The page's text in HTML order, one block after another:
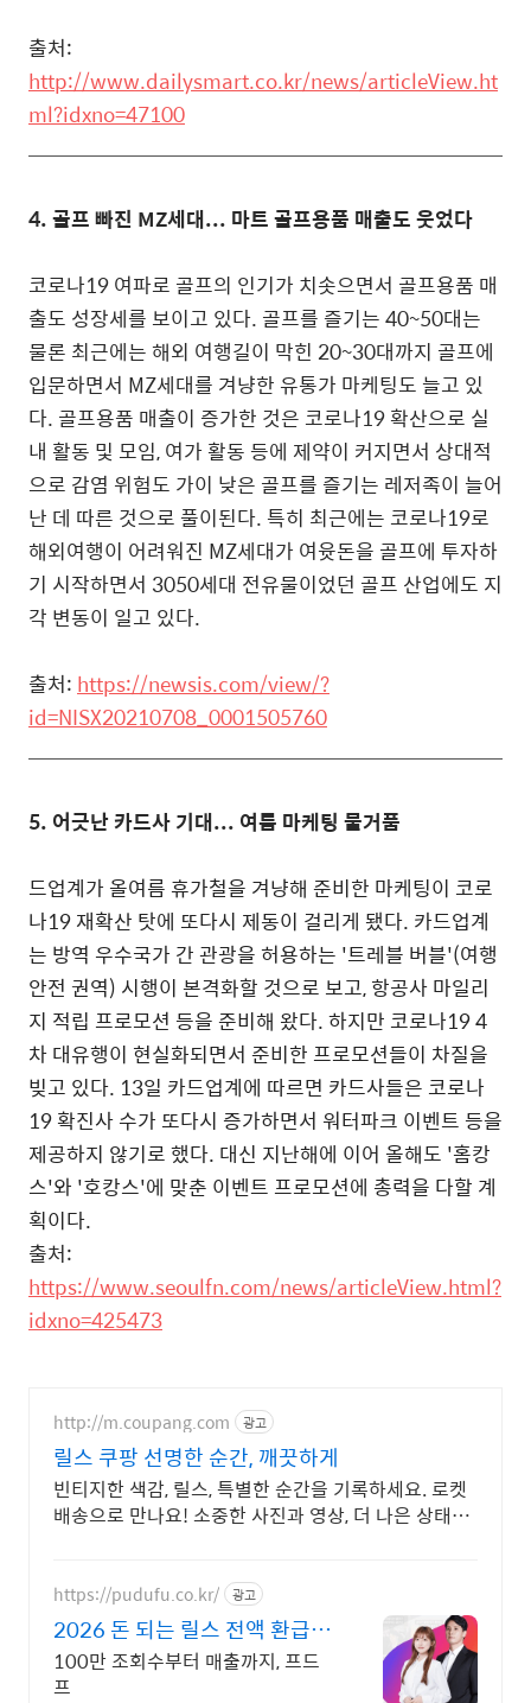
출처:
http://www.dailysmart.co.kr/news/articleView.ht
ml?idxno=47100
4.골프 빠진 MZ세대... 마트 골프용품 매출도 웃었다
코로나19 여파로 골프의 인기가 치솟으면서 골프용품 매
출도 성장세를 보이고 있다. 골프를 즐기는 40~50대는
물론 최근에는 해외 여행길이 막힌 20~30대까지 골프에
입문하면서 MZ세대를 겨냥한 유통가 마케팅도 늘고 있
다. 골프용품 매출이 증가한 것은 코로나19 확산으로 실
내 활동 및 모임, 여가 활동 등에 제약이 커지면서 상대적
으로 감염 위험도 가이 낮은 골프를 즐기는 레저족이 늘어
난 데 따른 것으로 풀이된다. 특히 최근에는 코로나19로
해외여행이 어려워진 MZ세대가 여윳돈을 골프에 투자하
기 시작하면서 3050세대 전유물이었던 골프 산업에도 지
각 변동이 일고 있다.
출처: https://newsis.com/view/?
id=NISX20210708_0001505760
5. 어긋난 카드사 기대... 여름 마케팅 물거품
드업계가 올여름 휴가철을 겨냥해 준비한 마케팅이 코로
나19 재확산 탓에 또다시 제동이 걸리게 됐다. 카드업계
는 방역 우수국가 간 관광을 허용하는 '트레블 버블'(여행
안전 권역) 시행이 본격화할 것으로 보고, 항공사 마일리
지 적립 프로모션 등을 준비해 왔다. 하지만 코로나19 4
차 대유행이 현실화되면서 준비한 프로모션들이 차질을
빚고 있다. 13일 카드업계에 따르면 카드사들은 코로나
19 확진사 수가 또다시 증가하면서 워터파크 이벤트 등을
제공하지 않기로 했다. 대신 지난해에 이어 올해도 '홈캉
스'와 '호캉스'에 맞춘 이벤트 프로모션에 총력을 다할 계
획이다.
출처:
https://www.seoulfn.com/news/articleView.html?
idxno=425473
http://m.coupang.com 광고
릴스 쿠팡 선명한 순간, 깨끗하게
빈티지한 색감, 릴스, 특별한 순간을 기록하세요. 로켓
배송으로 만나요! 소중한 사진과 영상, 더 나은 상태로
https://pudufu.co.kr/ 광고
2026 돈 되는 릴스 전액 환급해
주는 강의
100만 조회수부터 매출까지, 프드
프